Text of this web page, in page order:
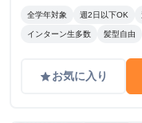
円＋10件×インセンティブ10,000
全学年対象 週2日以下OK
インターン生多数 髪型自由
gradeお気に入り